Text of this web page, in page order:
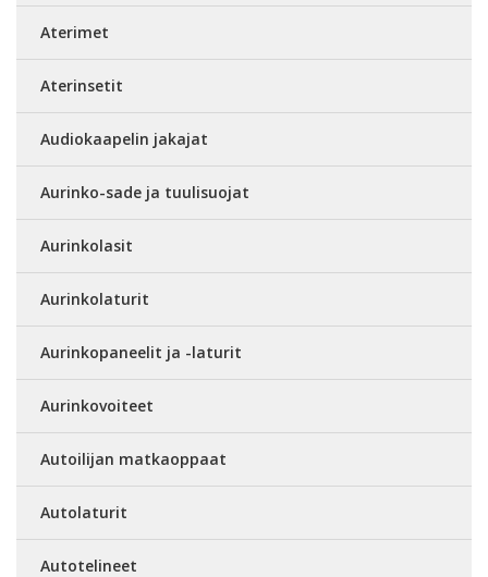
Aterimet
Aterinsetit
Audiokaapelin jakajat
Aurinko-sade ja tuulisuojat
Aurinkolasit
Aurinkolaturit
Aurinkopaneelit ja -laturit
Aurinkovoiteet
Autoilijan matkaoppaat
Autolaturit
Autotelineet